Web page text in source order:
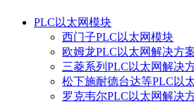
PLC以太网模块
西门子PLC以太网模块
欧姆龙PLC以太网解决方
三菱系列PLC以太网解决
松下施耐德台达等PLC以
罗克韦尔PLC以太网解决